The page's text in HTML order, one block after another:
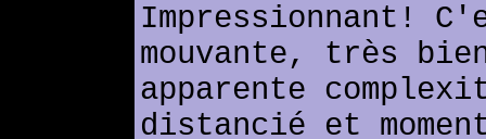
Impressionnant!
mouvante, très
apparente
distancié et